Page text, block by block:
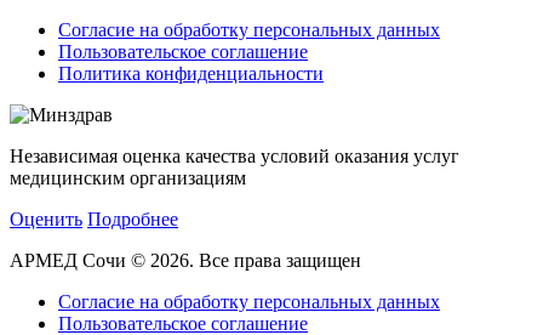
Согласие на обработку персональных данных
Пользовательское соглашение
Политика конфиденциальности
Независимая оценка качества условий оказания услуг
медицинским организациям
Оценить Подробнее
АРМЕД Сочи © 2026. Все права защищен
Согласие на обработку персональных данных
Пользовательское соглашение